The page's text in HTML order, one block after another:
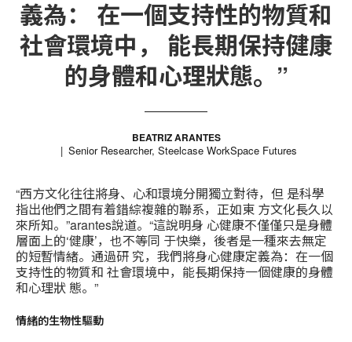
義為： 在一個支持性的物質和
社會環境中， 能長期保持健康
的身體和心理狀態。”
BEATRIZ ARANTES
Senior Researcher, Steelcase WorkSpace Futures
“西方文化往往將身、心和環境分開獨立對待，但 是科學
指出他們之間有着錯綜複雜的聯系，正如東 方文化長久以
來所知。”arantes說道。“這說明身 心健康不僅僅只是身體
層面上的‘健康’，也不等同 于快樂，後者是一種來去無定
的短暫情緒。通過研 究，我們將身心健康定義為：在一個
支持性的物質和 社會環境中，能長期保持一個健康的身體
和心理狀 態。”
情緒的生物性驅動